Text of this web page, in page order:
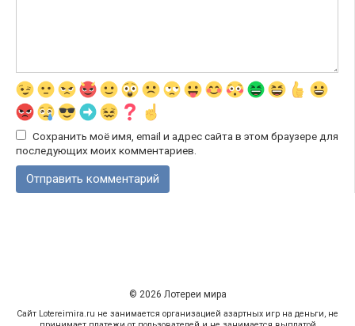
Сохранить моё имя, email и адрес сайта в этом браузере для
последующих моих комментариев.
© 2026 Лотереи мира
Сайт Lotereimira.ru не занимается организацией азартных игр на деньги, не